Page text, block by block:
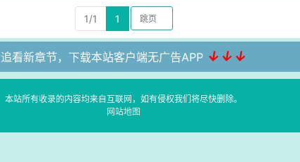
1/1 1
追看新章节，下载本站客户端无广告APP ↓↓↓
本站所有收录的内容均来自互联网，如有侵权我们将尽快删除。
网站地图